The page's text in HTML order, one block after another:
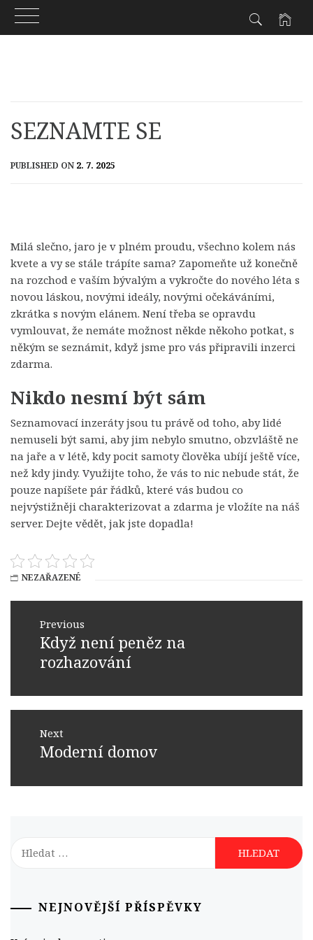
SEZNAMTE SE
PUBLISHED ON 2. 7. 2025
Milá slečno, jaro je v plném proudu, všechno kolem nás
kvete a vy se stále trápíte sama? Zapomeňte už konečně
na rozchod e vaším bývalým a vykročte do nového léta s
novou láskou, novými ideály, novými očekáváními,
zkrátka s novým elánem. Není třeba se opravdu
vymlouvat, že nemáte možnost někde někoho potkat, s
někým se seznámit, když jsme pro vás připravili inzerci
zdarma.
Nikdo nesmí být sám
Seznamovací inzeráty jsou tu právě od toho, aby lidé
nemuseli být sami, aby jim nebylo smutno, obzvláště ne
na jaře a v létě, kdy pocit samoty člověka ubíjí ještě více,
než kdy jindy. Využijte toho, že vás to nic nebude stát, že
pouze napíšete pár řádků, které vás budou co
nejvýstižněji charakterizovat a zdarma je vložíte na náš
server. Dejte vědět, jak jste dopadla!
NEZAŘAZENÉ
pro
příspěvek
Previous
Previous
post:
Když není peněz na
rozhazování
Next
Next
Moderní domov
NEJNOVĚJŠÍ PŘÍSPĚVKY